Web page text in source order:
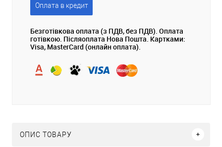
Оплата в кредит
Безготівкова оплата (з ПДВ, без ПДВ). Оплата
готівкою. Післяоплата Нова Пошта. Картками:
Visa, MasterCard (онлайн оплата).
ОПИС ТОВАРУ